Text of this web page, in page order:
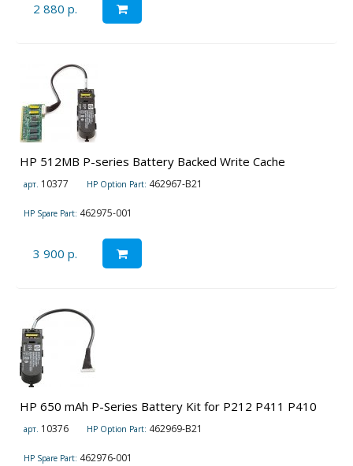
2 880 р.
HP 512MB P-series Battery Backed Write Cache
арт. 10377 HP Option Part: 462967-B21
HP Spare Part: 462975-001
3 900 р.
HP 650 mAh P-Series Battery Kit for P212 P411 P410
арт. 10376 HP Option Part: 462969-B21
HP Spare Part: 462976-001